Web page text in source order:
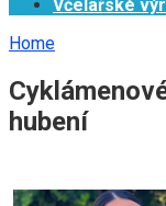
Včelařské
Home
hubení